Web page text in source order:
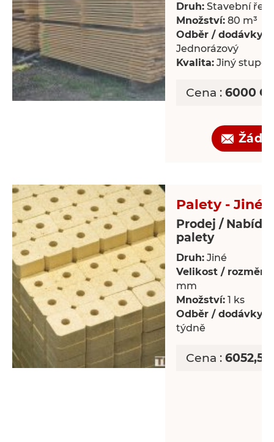
Druh: Stavební
Množství: 80 m³
Odběr / dodávky:
Jednorázový
Kvalita: Jiný
Cena : 6000
Palety - Jiné
Prodej /
palety
Druh: Jiné
Velikost / rozměry:
mm
Množství: 1 ks
Odběr / dodávky:
týdně
Cena :